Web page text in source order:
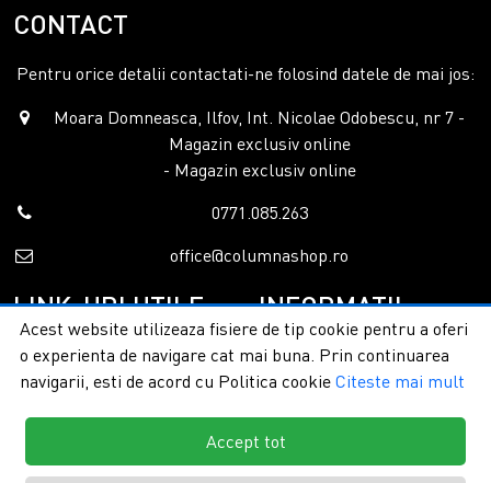
CONTACT
Pentru orice detalii contactati-ne folosind datele de mai jos:
Moara Domneasca, Ilfov, Int. Nicolae Odobescu, nr 7 -
Magazin exclusiv online
- Magazin exclusiv online
0771.085.263
office@columnashop.ro
LINK-URI UTILE
Acasa
Despre noi
Formular retur
INFORMATII
Garantie si service
Detalii livrare
Termeni si conditii
Acest website utilizeaza fisiere de tip cookie pentru a oferi
o experienta de navigare cat mai buna. Prin continuarea
navigarii, esti de acord cu Politica cookie Citeste mai mult
Accept tot